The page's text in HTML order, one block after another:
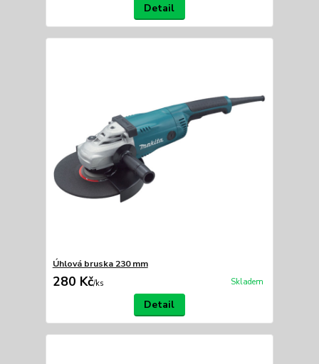
Detail
Úhlová bruska 230 mm
280 Kč/ks Skladem
Detail